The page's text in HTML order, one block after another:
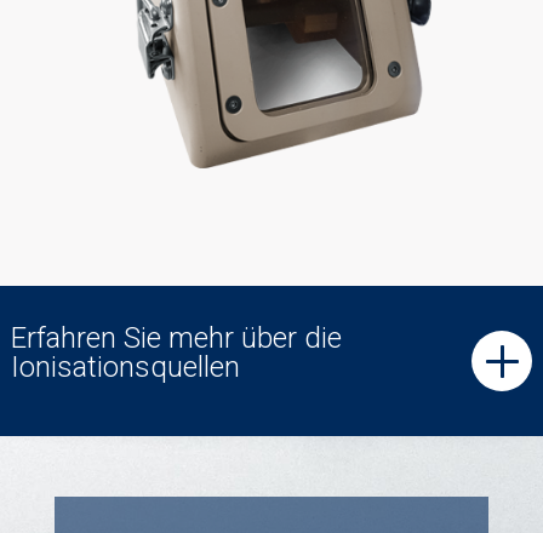
Erfahren Sie mehr über die
Ionisationsquellen